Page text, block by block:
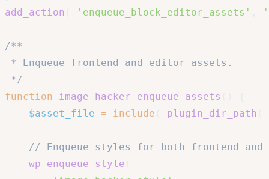
add_action
'enqueue_block_editor_assets'
/**
* Enqueue frontend and editor assets.
*/
function
image_hacker_enqueue_assets
$asset_file = include plugin_dir_path
// Enqueue styles for both frontend
wp_enqueue_style